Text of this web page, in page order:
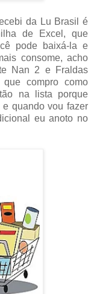
da Lu Brasil é
de Excel, que
pode baixá-la e
consome, acho
Nan 2 e Fraldas
que compro como
na lista porque
quando vou fazer
eu anoto no